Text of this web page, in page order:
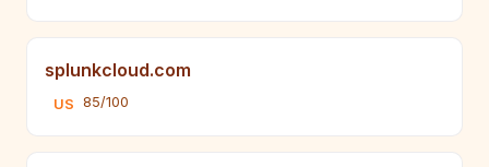
splunkcloud.com
US 85/100